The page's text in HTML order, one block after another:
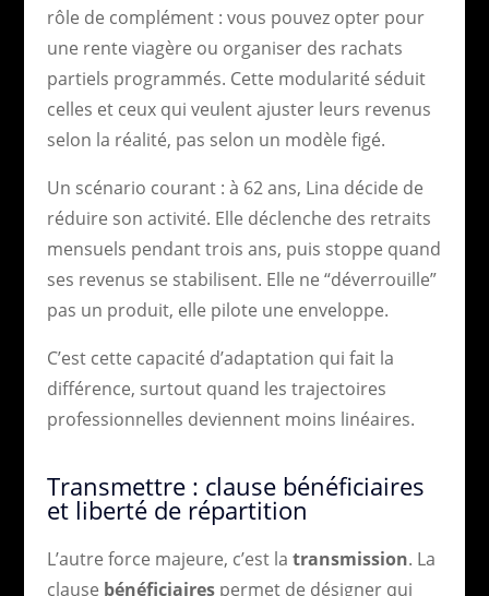
rôle de complément : vous pouvez opter pour
une rente viagère ou organiser des rachats
partiels programmés. Cette modularité séduit
celles et ceux qui veulent ajuster leurs revenus
selon la réalité, pas selon un modèle figé.
Un scénario courant : à 62 ans, Lina décide de
réduire son activité. Elle déclenche des retraits
mensuels pendant trois ans, puis stoppe quand
ses revenus se stabilisent. Elle ne “déverrouille”
pas un produit, elle pilote une enveloppe.
C’est cette capacité d’adaptation qui fait la
différence, surtout quand les trajectoires
professionnelles deviennent moins linéaires.
Transmettre : clause bénéficiaires
et liberté de répartition
L’autre force majeure, c’est la transmission. La
clause bénéficiairespermet de désigner qui